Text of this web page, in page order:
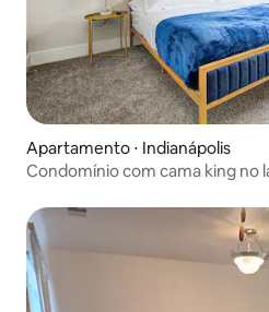
Apartamento ⋅ Indianápolis
Condomínio com cama king no